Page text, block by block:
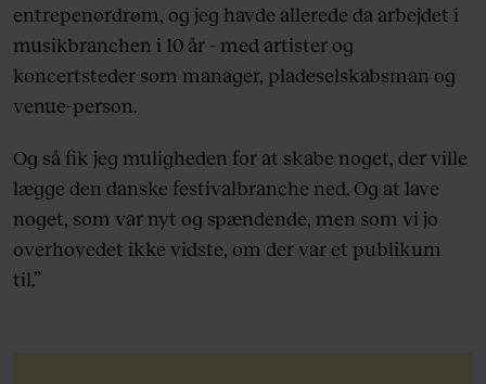
entrepenørdrøm, og jeg havde allerede da arbejdet i
musikbranchen i 10 år - med artister og
koncertsteder som manager, pladeselskabsman og
venue-person.
Og så fik jeg muligheden for at skabe noget, der ville
lægge den danske festivalbranche ned. Og at lave
noget, som var nyt og spændende, men som vi jo
overhovedet ikke vidste, om der var et publikum
til.”